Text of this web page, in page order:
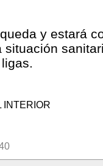
y estará
situación
INTERIOR